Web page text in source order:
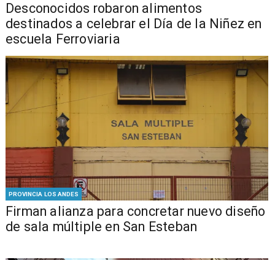
Desconocidos robaron alimentos
destinados a celebrar el Día de la Niñez en
escuela Ferroviaria
PROVINCIA LOS ANDES
​​Firman alianza para concretar nuevo diseño
de sala múltiple en San Esteban